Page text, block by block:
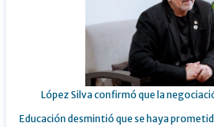
López Silva confirmó que la
Educación desmintió que se haya